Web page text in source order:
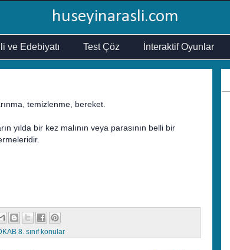
huseyinarasli.com
ve Edebiyatı Test Çöz İnteraktif Oyunlar
temizlenme, bereket.
yılda bir kez malının veya parasının belli bir
8. sınıf konular